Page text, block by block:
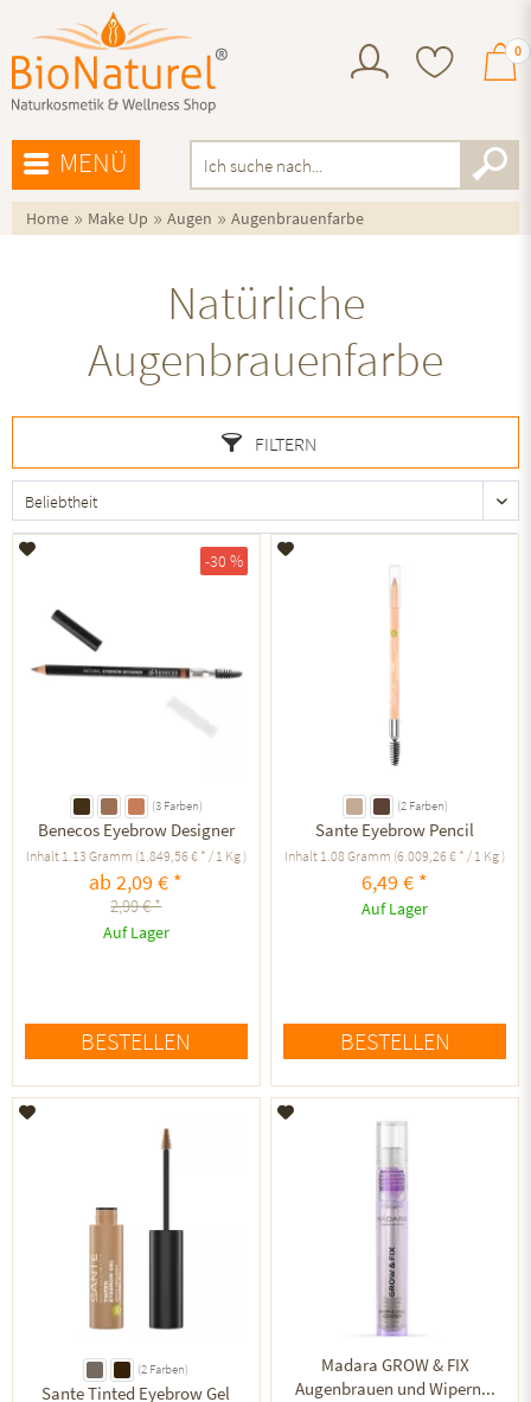
0
MENÜ
Home » Make Up » Augen » Augenbrauenfarbe
Natürliche
Augenbrauenfarbe
FILTERN
-30 %
(3 Farben)
Benecos Eyebrow Designer
Inhalt 1.13 Gramm (1.849,56 € * / 1 Kg )
ab 2,09 € *
2,99 € *
Auf Lager
BESTELLEN
(2 Farben)
Sante Eyebrow Pencil
Inhalt 1.08 Gramm (6.009,26 € * / 1 Kg )
6,49 € *
Auf Lager
BESTELLEN
(2 Farben)
Sante Tinted Eyebrow Gel
Madara GROW & FIX
Augenbrauen und Wipern...